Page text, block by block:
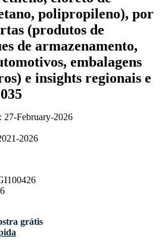
polipropileno), por
(produtos de
de armazenamento,
embalagens
e insights regionais e
27-February-2026
2026
grátis